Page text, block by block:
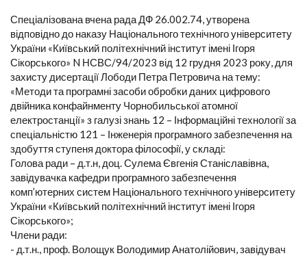
Спеціалізована вчена рада ДФ 26.002.74, утворена
відповідно до наказу Національного технічного університету
України «Київський політехнічний інститут імені Ігоря
Сікорського» N НСВС/94/2023 від 12 грудня 2023 року, для
захисту дисертації Лободи Петра Петровича на тему:
«Методи та програмні засоби обробки даних цифрового
двійника конфайнменту Чорнобильської атомної
електростанції» з галузі знань 12 – Інформаційні технології за
спеціальністю 121 – Інженерія програмного забезпечення на
здобуття ступеня доктора філософії, у складі:
Голова ради – д.т.н, доц. Сулема Євгенія Станіславівна,
завідувачка кафедри програмного забезпечення
комп’ютерних систем Національного технічного університету
України «Київський політехнічний інститут імені Ігоря
Сікорського»;
Члени ради:
- д.т.н., проф. Волощук Володимир Анатолійович, завідувач